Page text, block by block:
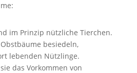
im Prinzip nützliche Tierchen.
besiedeln,
lebenden Nützlinge.
das Vorkommen von